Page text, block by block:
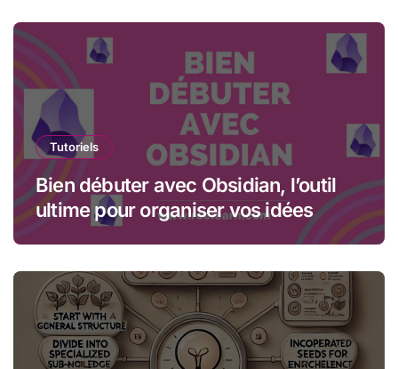
Tutoriels
Bien débuter avec Obsidian, l’outil
ultime pour organiser vos idées